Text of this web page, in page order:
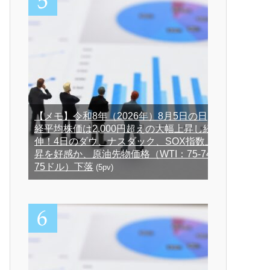
【メモ】令和8年（2026年）8月5日の日
経平均株価は2,000円超えの大幅上昇し続
伸！4日のダウ、ナスダック、SOX指数上
昇を好感か、原油先物価格（WTI：75-74-
75ドル）下落 (5pv)